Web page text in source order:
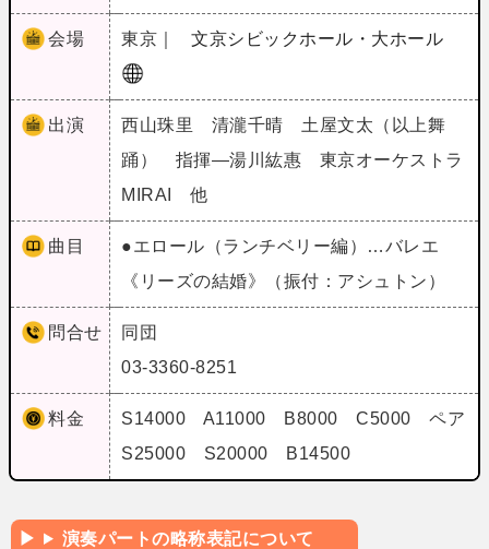
会場 東京｜ 文京シビックホール・大ホール
出演
西山珠里 清瀧千晴 土屋文太（以上舞
踊） 指揮―湯川紘惠 東京オーケストラ
MIRAI 他
曲目
●エロール（ランチベリー編）…バレエ
《リーズの結婚》（振付：アシュトン）
問合せ
同団
03-3360-8251
料金
S14000 A11000 B8000 C5000 ペア
S25000 S20000 B14500
演奏パートの略称表記について